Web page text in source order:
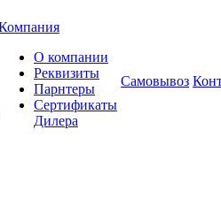
О компании
Реквизиты
Парнтеры
Сертификаты
Дилера
Самовывоз